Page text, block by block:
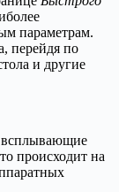
параметрам.
перейдя по
и другие
всплывающие
происходит на